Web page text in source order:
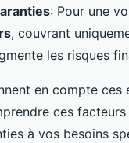
: Pour une
, couvrant
les risques
en compte
ces
à vos besoins